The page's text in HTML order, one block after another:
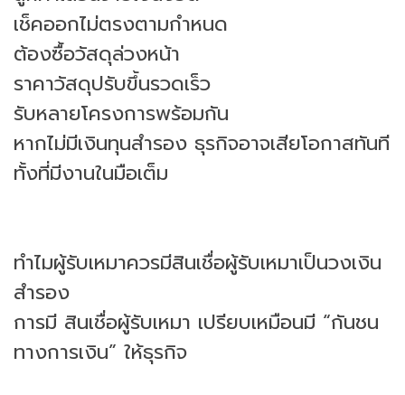
เช็คออกไม่ตรงตามกำหนด
ต้องซื้อวัสดุล่วงหน้า
ราคาวัสดุปรับขึ้นรวดเร็ว
รับหลายโครงการพร้อมกัน
หากไม่มีเงินทุนสำรอง ธุรกิจอาจเสียโอกาสทันที
ทั้งที่มีงานในมือเต็ม
ทำไมผู้รับเหมาควรมีสินเชื่อผู้รับเหมาเป็นวงเงิน
สำรอง
การมี สินเชื่อผู้รับเหมา เปรียบเหมือนมี “กันชน
ทางการเงิน” ให้ธุรกิจ